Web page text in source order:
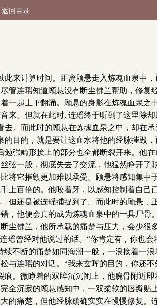
返回目录
来计算时间。距离顾悬走入炼魂血泉中
管连瑶知道顾悬没有断尘佛兰帮助，修复
一起上下翻涌。顾悬的身影在炼魂血泉之
来。但就在此时, 连瑶终于听到了这里除
。而此时的顾悬在炼魂血泉之中，却在
目的，就是要让这血水将他的经脉摧毁
强畸形接上的部分也全都断裂开来。他
弦一般，彻底失去了交流，他猛然睁开了
将它摧毁更加难以承受。顾悬将感知集中
上百倍的。他咬着牙，以感知控制着自己
但还是被连瑶捕捉到了。而此时的顾悬，
，他便会真的成为炼魂血泉中的一具尸骨
尘佛兰，他所承载的痛楚与压力，会少很
瑶曾经对他说过的话。“你肯定有，你也
不断的痛楚如同海潮一般，一浪接着一
与连瑶的对话。“我来玄晖的目的，你还
。微睁着的双眸沉沉闭上，他腕骨附近即
全沉寂的顾悬感知中，一双柔软的唇瓣贴
的痛楚，但他经脉确确实实在慢慢修复。